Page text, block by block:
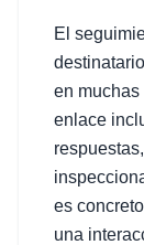
El
en
enlace
es
una